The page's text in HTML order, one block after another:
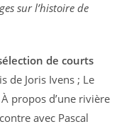
sur l’histoire de
de courts
de Joris Ivens ; Le
propos d’une rivière
avec Pascal